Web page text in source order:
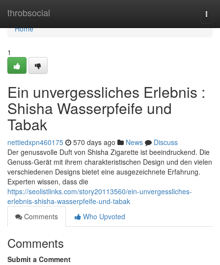
throbsocial
Home
Home
1
Ein unvergessliches Erlebnis :
Shisha Wasserpfeife und
Tabak
nettiedxpn460175 570 days ago News
Discuss
Der genussvolle Duft von Shisha Zigarette ist beeindruckend. Die
Genuss-Gerät mit ihrem charakteristischen Design und den vielen
verschiedenen Designs bietet eine ausgezeichnete Erfahrung.
Experten wissen, dass die
https://seolistlinks.com/story20113560/ein-unvergessliches-
erlebnis-shisha-wasserpfeife-und-tabak
Comments
Who Upvoted
Comments
Submit a Comment